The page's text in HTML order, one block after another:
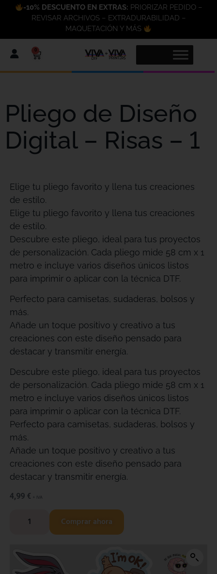
-10% DESCUENTO EN EXTRAS: PRIORIZAR PEDIDO –
REVISAR ARCHIVOS – EXTRADURABILIDAD –
MAQUETACIÓN Y MÁS
0
Pliego de Diseño
Digital – Risas – 1
Elige tu pliego favorito y llena tus creaciones
de estilo.
Elige tu pliego favorito y llena tus creaciones
de estilo.
Descubre este pliego, ideal para tus proyectos
de personalización. Cada pliego mide 58 cm x 1
metro e incluye varios diseños únicos listos
para imprimir o aplicar con la técnica DTF.
Perfecto para camisetas, sudaderas, bolsos y
más.
Añade un toque positivo y creativo a tus
creaciones con este diseño pensado para
destacar y transmitir energía.
Descubre este pliego, ideal para tus proyectos
de personalización. Cada pliego mide 58 cm x 1
metro e incluye varios diseños únicos listos
para imprimir o aplicar con la técnica DTF.
Perfecto para camisetas, sudaderas, bolsos y
más.
Añade un toque positivo y creativo a tus
creaciones con este diseño pensado para
destacar y transmitir energía.
4,99 € + IVA
Comprar ahora